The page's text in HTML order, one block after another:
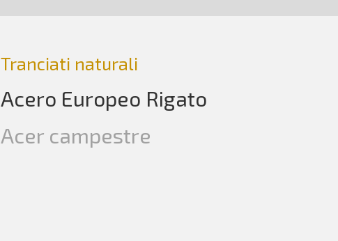
Tranciati naturali
Acero Europeo Rigato
Acer campestre